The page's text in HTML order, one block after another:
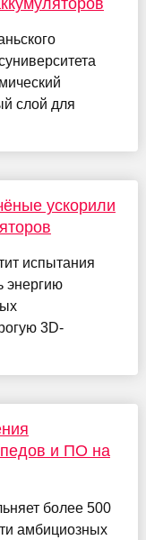
слой для
ускорили
испытания
энергию
3D-
и ПО на
более 500
амбициозных